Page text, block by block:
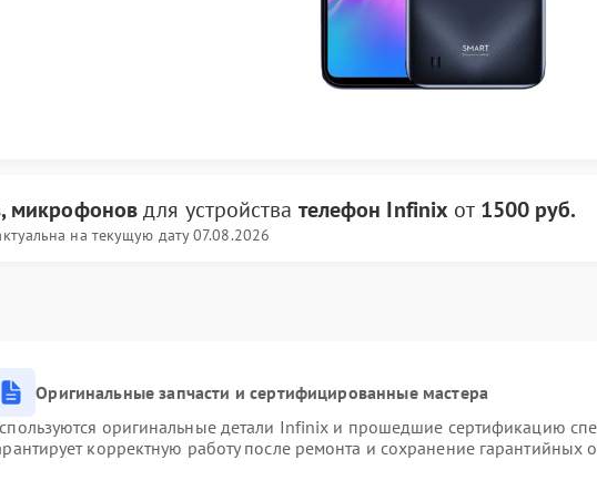
микрофоновдля устройства телефон Infinix от 1500 руб.
на текущую дату 07.08.2026
Оригинальные запчасти и сертифицированные мастера
оригинальные детали Infinix и прошедшие сертификацию
корректную работу после ремонта и сохранение гарантийных